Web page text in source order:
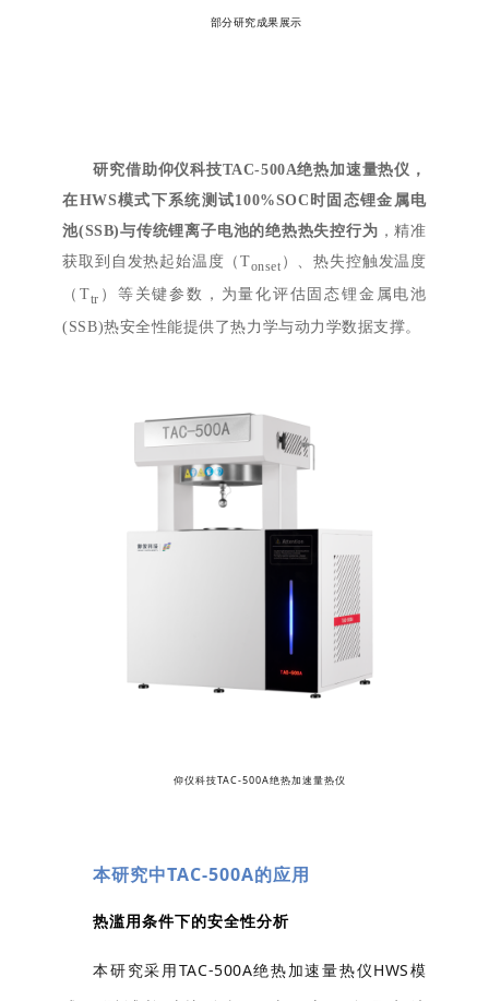
部分研究成果展示
研究借助仰仪科技TAC-500A绝热加速量热仪，
在HWS模式下系统测试100%SOC时固态锂金属电
池(SSB)与传统锂离子电池的绝热热失控行为 ，精准
获取到自发热起始温度（Tonset ）、热失控触发温度
（Ttr ）等关键参数，为量化评估固态锂金属电池
( SSB)热安全性能提供了热力学与动力学数据支撑。
仰仪科技TAC-500A绝热加速量热仪
本研究中TAC-500A的应用
热滥用条件下的安全性分析
本研究采用TAC-500A绝热加速量热仪HWS模